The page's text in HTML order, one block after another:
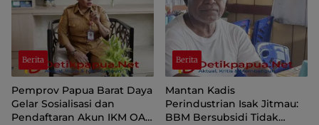
Berita
Pemprov Papua Barat Daya
Gelar Sosialisasi dan
Pendaftaran Akun IKM OAP
Berita
Mantan Kadis
Perindustrian Isak Jitmau:
BBM Bersubsidi Tidak